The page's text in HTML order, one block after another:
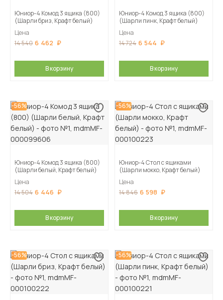
Юниор-4 Комод 3 ящика (800)
(Шарли бриз, Крафт белый)
Цена
14 540 6 462
В корзину
Юниор-4 Комод 3 ящика (800)
(Шарли пинк, Крафт белый)
Цена
14 724 6 544
В корзину
-56%
Юниор-4 Комод 3 ящика (800)
(Шарли белый, Крафт белый)
Цена
14 504 6 446
В корзину
-56%
Юниор-4 Стол с ящиками
(Шарли мокко, Крафт белый)
Цена
14 846 6 598
В корзину
-56% -56%